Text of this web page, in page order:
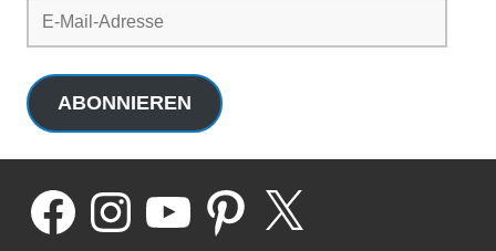
ABONNIEREN
FacebookInstagramYouTubePinterestX